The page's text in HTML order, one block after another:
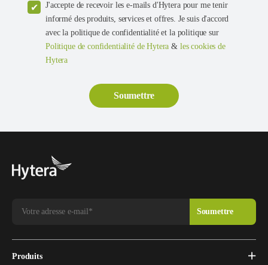
J'accepte de recevoir les e-mails d'Hytera pour me tenir
informé des produits, services et offres. Je suis d'accord
avec la politique de confidentialité et la politique sur
Politique de confidentialité de Hytera & les cookies de
Hytera
Produits